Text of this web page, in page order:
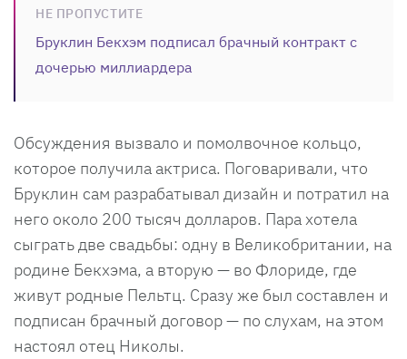
НЕ ПРОПУСТИТЕ
Бруклин Бекхэм подписал брачный контракт с
дочерью миллиардера
Обсуждения вызвало и помолвочное кольцо,
которое получила актриса. Поговаривали, что
Бруклин сам разрабатывал дизайн и потратил на
него около 200 тысяч долларов. Пара хотела
сыграть две свадьбы: одну в Великобритании, на
родине Бекхэма, а вторую — во Флориде, где
живут родные Пельтц. Сразу же был составлен и
подписан брачный договор — по слухам, на этом
настоял отец Николы.